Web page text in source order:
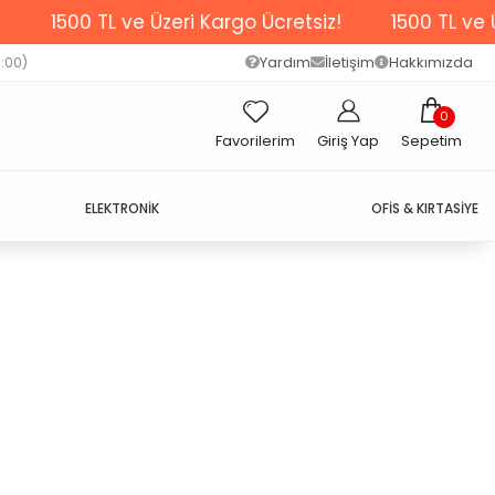
1500 TL ve Üzeri Kargo Ücretsiz! 1500 TL ve
Yardım İletişim Hakkımızda
Favorilerim Giriş Yap
0
Sepetim
ELEKTRONİK OFİS & KIRTASİYE